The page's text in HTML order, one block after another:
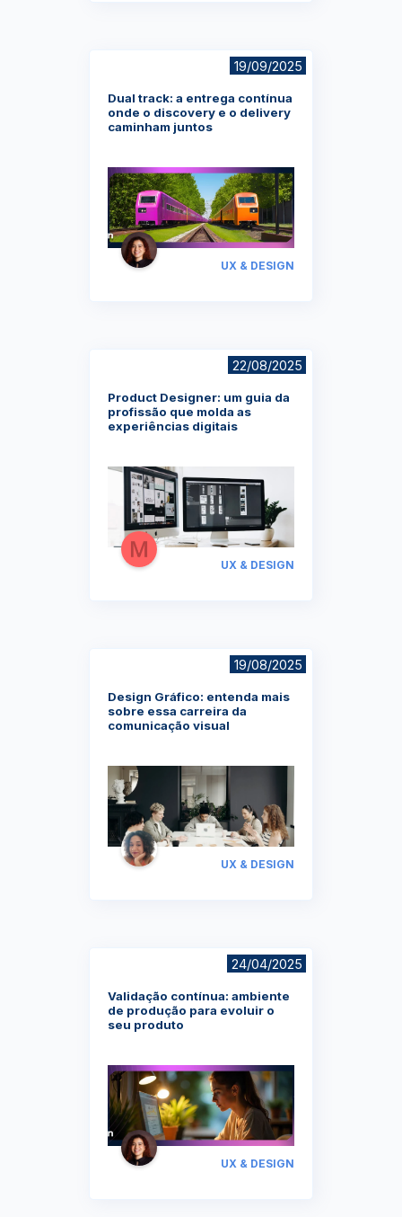
Dual track: a entrega contínua
onde o discovery e o delivery
caminham juntos
19/09/2025
UX & DESIGN
Product Designer: um guia da
profissão que molda as
experiências digitais
22/08/2025
UX & DESIGN
Design Gráfico: entenda mais
sobre essa carreira da
comunicação visual
19/08/2025
UX & DESIGN
Validação contínua: ambiente
de produção para evoluir o
seu produto
24/04/2025
UX & DESIGN